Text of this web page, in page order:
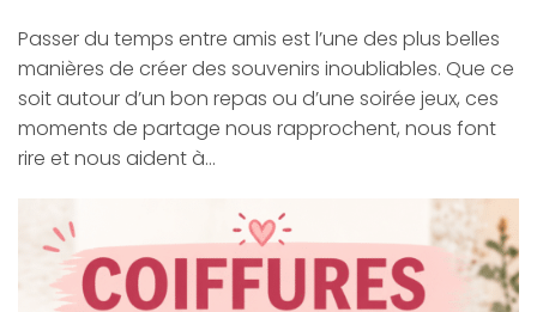
Passer du temps entre amis est l’une des plus belles
manières de créer des souvenirs inoubliables. Que ce
soit autour d’un bon repas ou d’une soirée jeux, ces
moments de partage nous rapprochent, nous font
rire et nous aident à…